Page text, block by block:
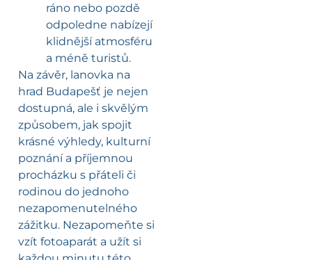
ráno nebo pozdě
odpoledne nabízejí
klidnější atmosféru
a méně turistů.
Na závěr, lanovka na
hrad Budapešť je nejen
dostupná, ale i skvělým
způsobem, jak spojit
krásné výhledy, kulturní
poznání a příjemnou
procházku s přáteli či
rodinou do jednoho
nezapomenutelného
zážitku. Nezapomeňte si
vzít fotoaparát a užít si